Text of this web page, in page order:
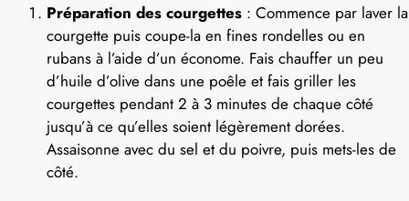
Préparation des courgettes : Commence par laver la
courgette puis coupe-la en fines rondelles ou en
rubans à l’aide d’un économe. Fais chauffer un peu
d’huile d’olive dans une poêle et fais griller les
courgettes pendant 2 à 3 minutes de chaque côté
jusqu’à ce qu’elles soient légèrement dorées.
Assaisonne avec du sel et du poivre, puis mets-les de
côté.